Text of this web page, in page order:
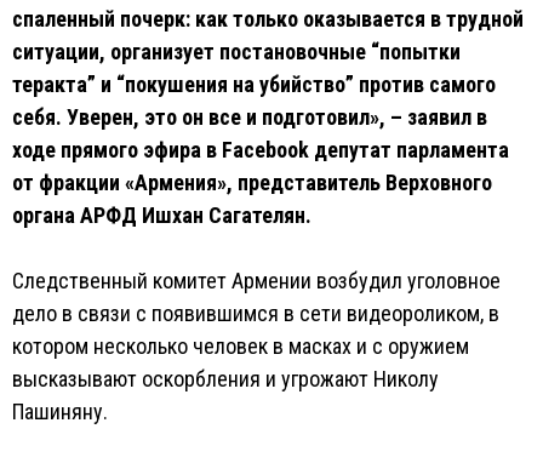
спаленный почерк: как только оказывается в трудной
ситуации, организует постановочные “попытки
теракта” и “покушения на убийство” против самого
себя. Уверен, это он все и подготовил», – заявил в
ходе прямого эфира в Facebook депутат парламента
от фракции «Армения», представитель Верховного
органа АРФД Ишхан Сагателян.
Следственный комитет Армении возбудил уголовное
дело в связи с появившимся в сети видеороликом, в
котором несколько человек в масках и с оружием
высказывают оскорбления и угрожают Николу
Пашиняну.